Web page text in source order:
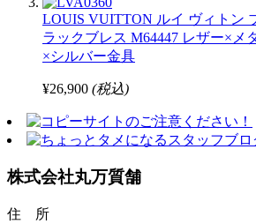
LOUIS VUITTON ルイ ヴィトン
ラックブレス M64447 レザー×メ
×シルバー金具
¥26,900 (税込)
株式会社丸万質舗
住 所